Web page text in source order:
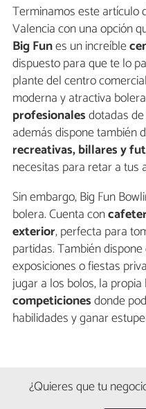
Terminamos este artículo
Valencia con una opción
Big Funes un increíble
dispuesto para que te lo
plante del centro
moderna y atractiva
profesionalesdotadas
además dispone también
recreativas, billares y
necesitas para retar a tus
Sin embargo, Big Fun
bolera. Cuenta con
exterior, perfecta para
partidas. También
exposiciones o fiestas
jugar a los bolos, la
competicionesdonde
habilidades y ganar
¿Quieres que tu